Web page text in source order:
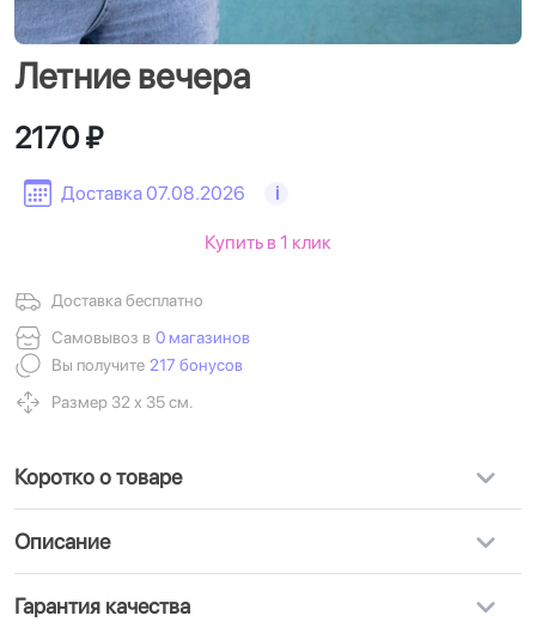
Летние вечера
Доставка 07.08.2026 i
2170 ₽
Доставка бесплатно
Самовывоз в 0 магазинов
Вы получите 217 бонусов
Размер 32 х 35 см.
Купить в 1 клик
Коротко о товаре
Описание
Гарантия качества